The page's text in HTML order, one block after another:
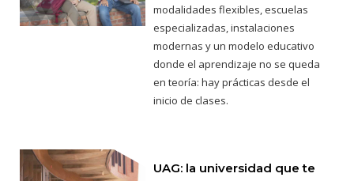
modalidades flexibles, escuelas
especializadas, instalaciones
modernas y un modelo educativo
donde el aprendizaje no se queda
en teoría: hay prácticas desde el
inicio de clases.
UAG: la universidad que te